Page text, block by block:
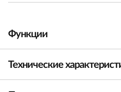
n
Функции
Технические